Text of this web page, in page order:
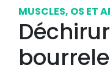
MUSCLES, OS ET